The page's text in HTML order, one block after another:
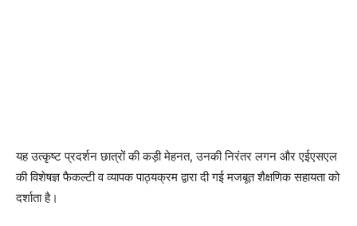
यह उत्कृष्ट प्रदर्शन छात्रों की कड़ी मेहनत, उनकी निरंतर लगन और एईएसएल
की विशेषज्ञ फैकल्टी व व्यापक पाठ्यक्रम द्वारा दी गई मजबूत शैक्षणिक सहायता को
दर्शाता है।